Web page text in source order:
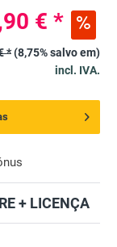
+ LICENÇA
€ *
*(8,75% salvo em)
incl. IVA.